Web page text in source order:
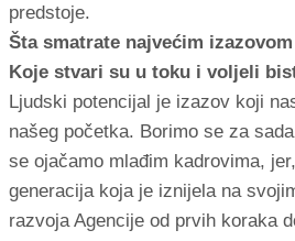
predstoje.
Šta smatrate najvećim
Koje stvari su u toku i voljeli
Ljudski potencijal je izazov koji
našeg početka. Borimo se za
se ojačamo mlađim kadrovima,
generacija koja je iznijela na
razvoja Agencije od prvih koraka